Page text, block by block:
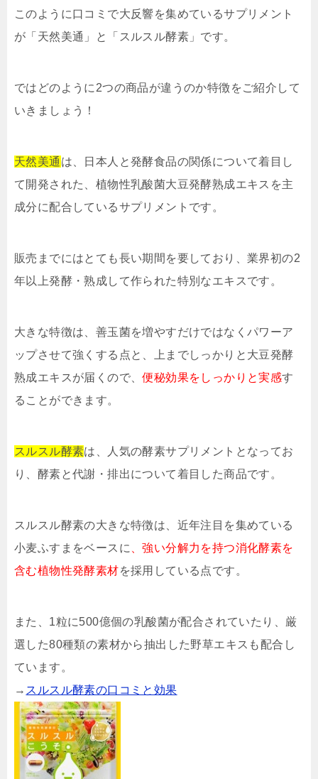
このように口コミで大反響を集めているサプリメント
が「天然美通」と「スルスル酵素」です。
ではどのように2つの商品が違うのか特徴をご紹介して
いきましょう！
天然美通 は、日本人と発酵食品の関係について着目し
て開発された、植物性乳酸菌大豆発酵熟成エキスを主
成分に配合しているサプリメントです。
販売までにはとても長い期間を要しており、業界初の2
年以上発酵・熟成して作られた特別なエキスです。
大きな特徴は、善玉菌を増やすだけではなくパワーア
ップさせて強くする点と、上までしっかりと大豆発酵
熟成エキスが届くので、便秘効果をしっかりと実感す
ることができます。
スルスル酵素は、人気の酵素サプリメントとなってお
り、酵素と代謝・排出について着目した商品です。
スルスル酵素の大きな特徴は、近年注目を集めている
小麦ふすまをベースに
、強い分解力を持つ消化酵素を
含む植物性発酵素材を採用している点です。
また、1粒に500億個の乳酸菌が配合されていたり、厳
選した80種類の素材から抽出した野草エキスも配合し
ています。
→ スルスル酵素の口コミと効果